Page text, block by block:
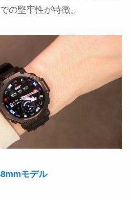
の堅牢性が特徴。
モデル